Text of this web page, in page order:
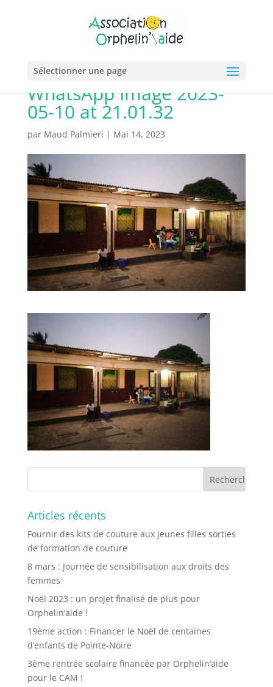
Sélectionner une page
WhatsApp Image 2023-
05-10 at 21.01.32
par Maud Palmieri | Mai 14, 2023
Articles récents
Fournir des kits de couture aux jeunes filles sorties
de formation de couture
8 mars : Journée de sensibilisation aux droits des
femmes
Noël 2023 : un projet finalisé de plus pour
Orphelin’aide !
19ème action : Financer le Noël de centaines
d’enfants de Pointe-Noire
3ème rentrée scolaire financée par Orphelin’aide
pour le CAM !